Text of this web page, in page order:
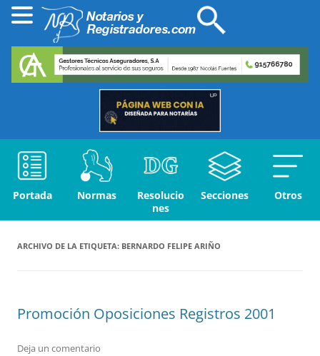
Portada Normas
Resolucio
nes
Secciones Otros
ARCHIVO DE LA ETIQUETA: BERNARDO FELIPE ARIÑO
Promoción Oposiciones Registros 2001
Deja un comentario